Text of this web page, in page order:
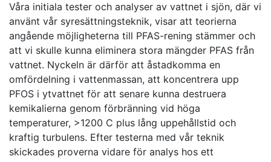
Våra initiala tester och analyser av vattnet i sjön, där vi
använt vår syresättningsteknik, visar att teorierna
angående möjligheterna till PFAS-rening stämmer och
att vi skulle kunna eliminera stora mängder PFAS från
vattnet. Nyckeln är därför att åstadkomma en
omfördelning i vattenmassan, att koncentrera upp
PFOS i ytvattnet för att senare kunna destruera
kemikalierna genom förbränning vid höga
temperaturer, >1200 C plus lång uppehållstid och
kraftig turbulens. Efter testerna med vår teknik
skickades proverna vidare för analys hos ett